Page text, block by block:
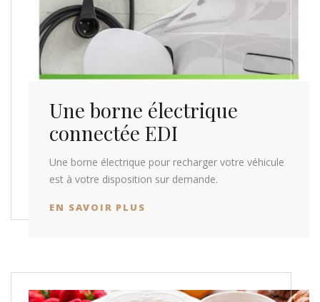
Une borne électrique
connectée EDI
Une borne électrique pour recharger votre véhicule
est à votre disposition sur demande.
EN SAVOIR PLUS